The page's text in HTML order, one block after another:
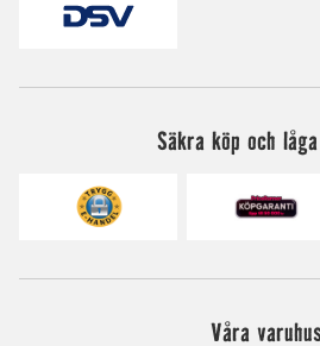
Säkra köp och
Våra